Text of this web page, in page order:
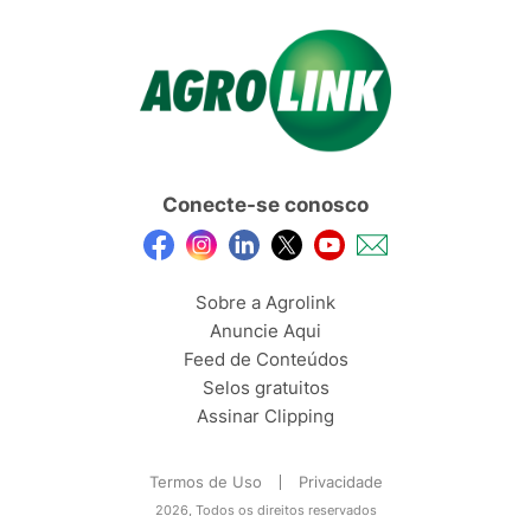
Conecte-se conosco
Sobre a Agrolink
Anuncie Aqui
Feed de Conteúdos
Selos gratuitos
Assinar Clipping
Termos de Uso Privacidade
2026, Todos os direitos reservados